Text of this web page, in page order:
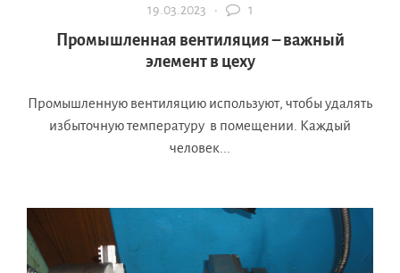
19.03.2023 · 1
Промышленная вентиляция – важный
элемент в цеху
Промышленную вентиляцию используют, чтобы удалять
избыточную температуру в помещении. Каждый
человек...